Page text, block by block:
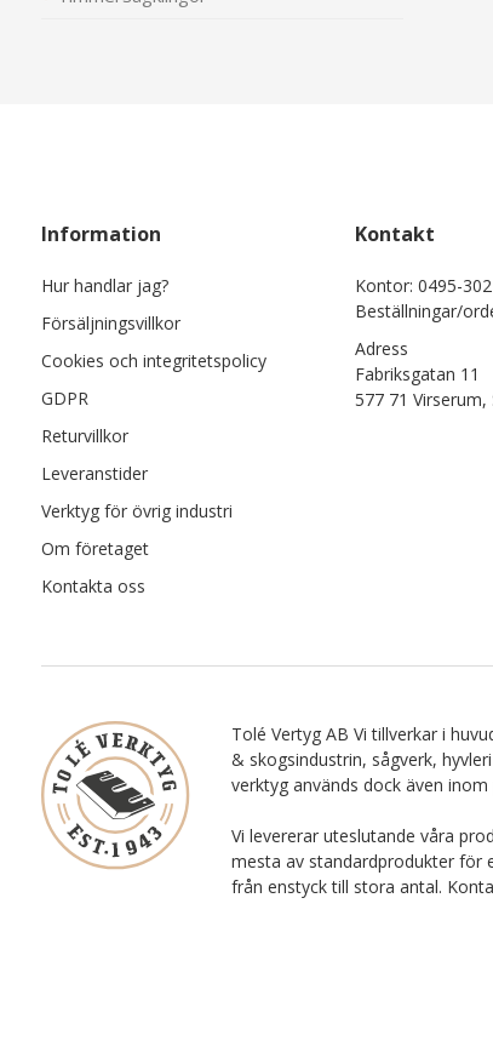
Information
Hur handlar jag?
Försäljningsvillkor
Cookies och integritetspolicy
GDPR
Returvillkor
Leveranstider
Verktyg för övrig industri
Om företaget
Kontakta oss
Kontakt
Kontor: 0495-
Beställningar/
Adress
Fabriksgatan 11
577 71 Virserum,
Tolé Vertyg AB Vi tillverkar i
& skogsindustrin, sågverk,
verktyg används dock även
Vi levererar uteslutande våra
mesta av standardprodukter för
från enstyck till stora antal.